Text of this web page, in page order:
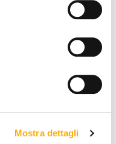
Mostra dettagli